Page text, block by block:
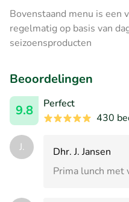
Bovenstaand menu is een
regelmatig op basis van
seizoensproducten
Beoordelingen
9.8
Perfect
430
J.
Dhr. J. Jansen
Prima lunch met